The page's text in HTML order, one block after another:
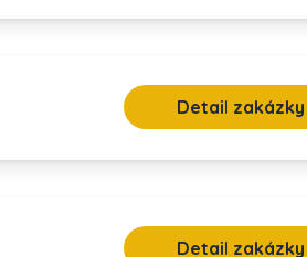
Detail zakázky
Detail zakázky